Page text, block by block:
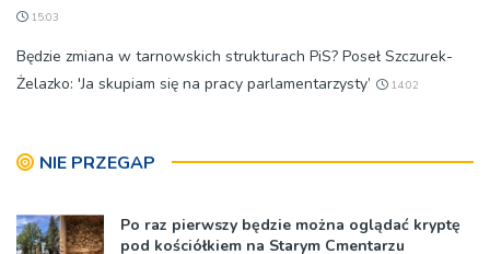
15:03
Będzie zmiana w tarnowskich strukturach PiS? Poseł Szczurek-
Żelazko: 'Ja skupiam się na pracy parlamentarzysty’
14:02
NIE PRZEGAP
Po raz pierwszy będzie można oglądać kryptę
pod kościółkiem na Starym Cmentarzu